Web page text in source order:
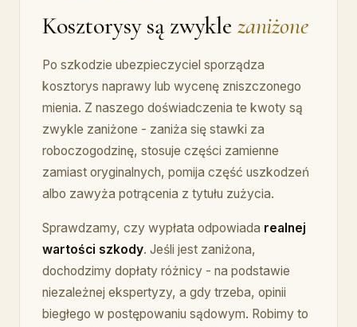
Kosztorysy są zwykle zaniżone
Po szkodzie ubezpieczyciel sporządza
kosztorys naprawy lub wycenę zniszczonego
mienia. Z naszego doświadczenia te kwoty są
zwykle zaniżone - zaniża się stawki za
roboczogodzinę, stosuje części zamienne
zamiast oryginalnych, pomija część uszkodzeń
albo zawyża potrącenia z tytułu zużycia.
Sprawdzamy, czy wypłata odpowiada realnej
wartości szkody. Jeśli jest zaniżona,
dochodzimy dopłaty różnicy - na podstawie
niezależnej ekspertyzy, a gdy trzeba, opinii
biegłego w postępowaniu sądowym. Robimy to